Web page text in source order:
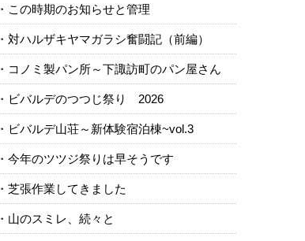
この時期のお知らせと管理
対ハルザキヤマガラシ奮闘記（前編）
コノミ製パン所～下諏訪町のパン屋さん
ビバルデのつつじ祭り 2026
ビバルデ山荘～新体験宿泊棟~vol.3
今年のツツジ祭りは早そうです
芝張作業してきました
山のスミレ、続々と